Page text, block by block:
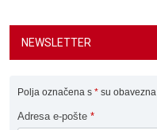
NEWSLETTER
Polja označena s * su obavezna
Adresa e-pošte *